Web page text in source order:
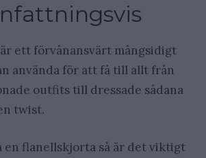
ett förvånansvärt mångsidigt
använda för att få till allt från
outfits till dressade sådana
twist.
en flanellskjorta så är det viktigt